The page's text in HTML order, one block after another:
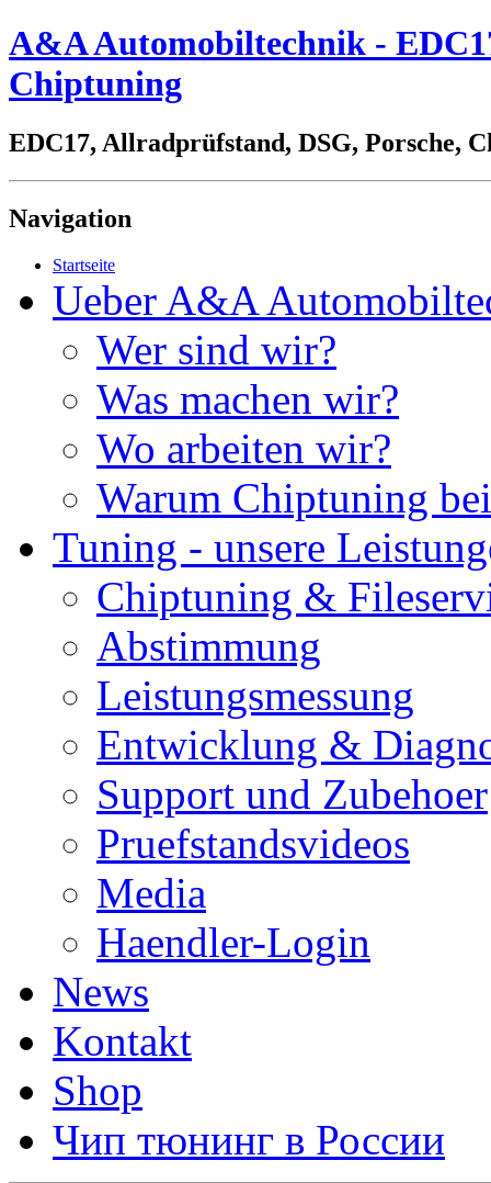
A&A Automobiltechnik -
Chiptuning
EDC17, Allradprüfstand, DSG, Porsche,
Navigation
Startseite
Ueber A&A
Wer sind wir?
Was machen wir?
Wo arbeiten wir?
Warum Chiptuning
Tuning - unsere
Chiptuning &
Abstimmung
Leistungsmessung
Entwicklung &
Support und Zubehoer
Pruefstandsvideos
Media
Haendler-Login
News
Kontakt
Shop
Чип тюнинг в России